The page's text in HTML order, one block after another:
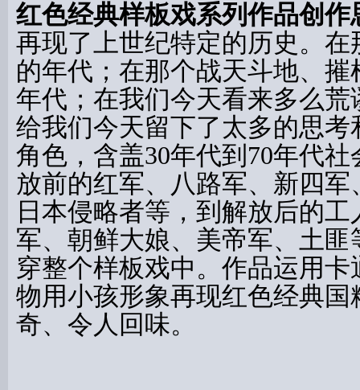
红色经典样板戏系列作品创作
再现了上世纪特定的历史。
的年代；在那个战天斗地、
年代；在我们今天看来多么
给我们今天留下了太多的思
角色，含盖30年代到70年代
放前的红军、八路军、新四
日本侵略者等，到解放后的
军、朝鲜大娘、美帝军、土
穿整个样板戏中。作品运用
物用小孩形象再现红色经典
奇、令人回味。